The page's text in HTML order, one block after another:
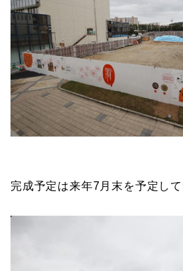
完成予定は来年7月末を予定して